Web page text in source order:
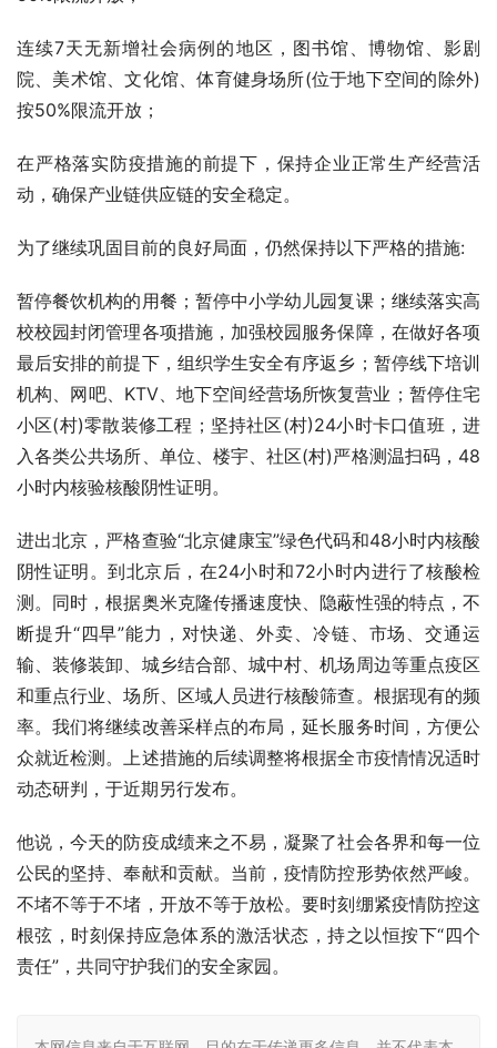
连续7天无新增社会病例的地区，图书馆、博物馆、影剧
院、美术馆、文化馆、体育健身场所(位于地下空间的除外)
按50%限流开放；
在严格落实防疫措施的前提下，保持企业正常生产经营活
动，确保产业链供应链的安全稳定。
为了继续巩固目前的良好局面，仍然保持以下严格的措施:
暂停餐饮机构的用餐；暂停中小学幼儿园复课；继续落实高
校校园封闭管理各项措施，加强校园服务保障，在做好各项
最后安排的前提下，组织学生安全有序返乡；暂停线下培训
机构、网吧、KTV、地下空间经营场所恢复营业；暂停住宅
小区(村)零散装修工程；坚持社区(村)24小时卡口值班，进
入各类公共场所、单位、楼宇、社区(村)严格测温扫码，48
小时内核验核酸阴性证明。
进出北京，严格查验“北京健康宝”绿色代码和48小时内核酸
阴性证明。到北京后，在24小时和72小时内进行了核酸检
测。同时，根据奥米克隆传播速度快、隐蔽性强的特点，不
断提升“四早”能力，对快递、外卖、冷链、市场、交通运
输、装修装卸、城乡结合部、城中村、机场周边等重点疫区
和重点行业、场所、区域人员进行核酸筛查。根据现有的频
率。我们将继续改善采样点的布局，延长服务时间，方便公
众就近检测。上述措施的后续调整将根据全市疫情情况适时
动态研判，于近期另行发布。
他说，今天的防疫成绩来之不易，凝聚了社会各界和每一位
公民的坚持、奉献和贡献。当前，疫情防控形势依然严峻。
不堵不等于不堵，开放不等于放松。要时刻绷紧疫情防控这
根弦，时刻保持应急体系的激活状态，持之以恒按下“四个
责任”，共同守护我们的安全家园。